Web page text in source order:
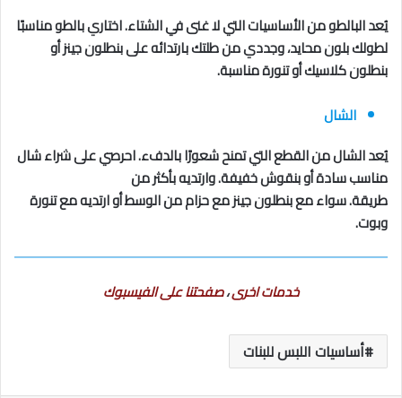
يُعد البالطو من الأساسيات التي لا غنى في الشتاء. اختاري بالطو مناسبًا
لطولك بلون محايد، وجددي من طلتك بارتدائه على بنطلون جينز أو
بنطلون كلاسيك أو تنورة مناسبة.
الشال
يُعد الشال من القطع التي تمنح شعورًا بالدفء. احرصي على شراء شال
مناسب سادة أو بنقوش خفيفة. وارتديه بأكثر من
طريقة. سواء مع بنطلون جينز مع حزام من الوسط أو ارتديه مع تنورة
وبوت.
خدمات اخرى،صفحتنا على الفيسبوك
أساسيات اللبس للبنات